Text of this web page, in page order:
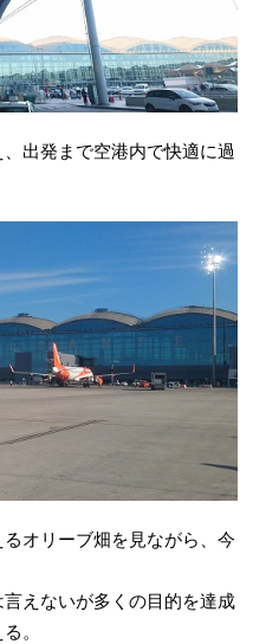
出発まで空港内で快適に過
オリーブ畑を見ながら、今
えないが多くの目的を達成
。